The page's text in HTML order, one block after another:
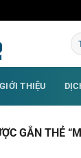
GIỚI THIỆU
GẮN THẺ